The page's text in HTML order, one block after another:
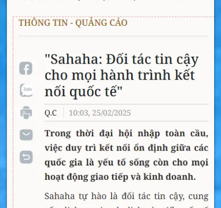
cần phải đăng ký IMEI điện thoại với nhà mạng
để sử dụng. Nếu không bạn sẽ nhận được tin
nhắn của nhà mạng cảnh báo sẽ khóa sim. Khi
dùng dịch vụ của nhà mạng Colombia, bạn sẽ
phải đóng thêm thuế VAT 19% và thuế doanh
thu 4%.
Sim du lịch Colombia là gì ?
Sim du lịch Colombialà loại sim 4G/5G trọn
gói không phải nạp tiền. Sim có sẵn data tốc
độ cao để vào mạng tại Colombia. Đây làsim
du lịch Colombia tốt nhấthiện nay được nhiều
người khuyên dùng.